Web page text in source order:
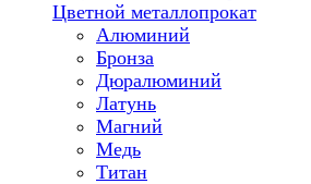
Цветной металлопрокат
Алюминий
Бронза
Дюралюминий
Латунь
Магний
Медь
Титан